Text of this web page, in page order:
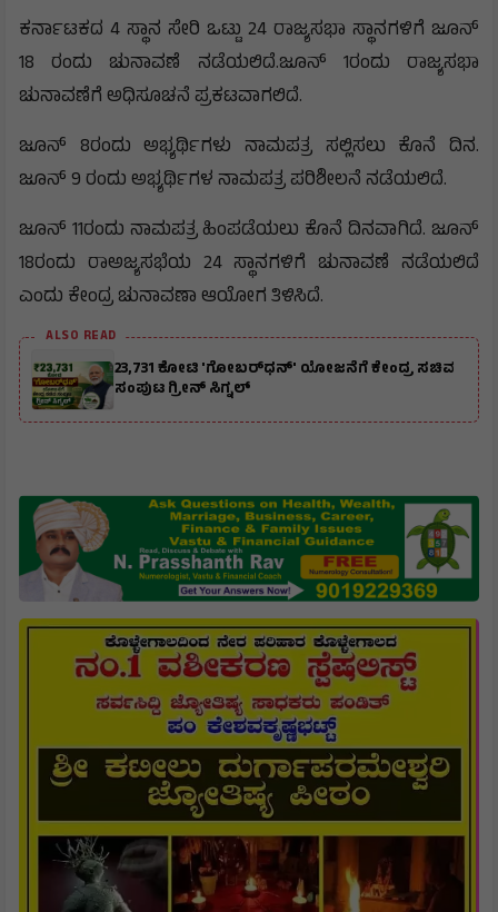
ಕರ್ನಾಟಕದ 4 ಸ್ಥಾನ ಸೇರಿ ಒಟ್ಟು 24 ರಾಜ್ಯಸಭಾ ಸ್ಥಾನಗಳಿಗೆ ಜೂನ್
18 ರಂದು ಚುನಾವಣೆ ನಡೆಯಲಿದೆ.ಜೂನ್ 1ರಂದು ರಾಜ್ಯಸಭಾ
ಚುನಾವಣೆಗೆ ಅಧಿಸೂಚನೆ ಪ್ರಕಟವಾಗಲಿದೆ.
ಜೂನ್ 8ರಂದು ಅಭ್ಯರ್ಥಿಗಳು ನಾಮಪತ್ರ ಸಲ್ಲಿಸಲು ಕೊನೆ ದಿನ.
ಜೂನ್ 9 ರಂದು ಅಭ್ಯರ್ಥಿಗಳ ನಾಮಪತ್ರ ಪರಿಶೀಲನೆ ನಡೆಯಲಿದೆ.
ಜೂನ್ 11ರಂದು ನಾಮಪತ್ರ ಹಿಂಪಡೆಯಲು ಕೊನೆ ದಿನವಾಗಿದೆ. ಜೂನ್
18ರಂದು ರಾಅಜ್ಯಸಭೆಯ 24 ಸ್ಥಾನಗಳಿಗೆ ಚುನಾವಣೆ ನಡೆಯಲಿದೆ
ಎಂದು ಕೇಂದ್ರ ಚುನಾವಣಾ ಆಯೋಗ ತಿಳಿಸಿದೆ.
ALSO READ
₹23,731 ಕೋಟಿ 'ಗೋಬರ್‌ಧನ್' ಯೋಜನೆಗೆ ಕೇಂದ್ರ ಸಚಿವ
ಸಂಪುಟ ಗ್ರೀನ್ ಸಿಗ್ನಲ್